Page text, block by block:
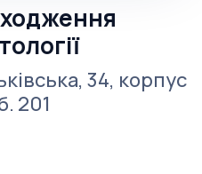
34, корпус
201